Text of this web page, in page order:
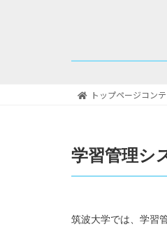
トップページコン
学習管理シ
筑波大学では、学習